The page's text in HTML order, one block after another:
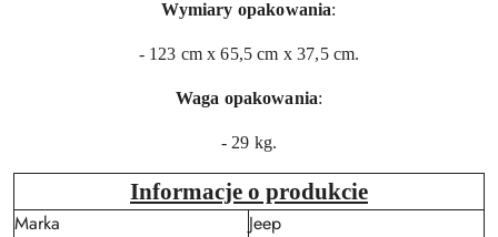
Wymiary opakowania:
- 123 cm x 65,5 cm x 37,5 cm.
Waga opakowania:
- 29 kg.
Informacje o produkcie
Marka
Jeep